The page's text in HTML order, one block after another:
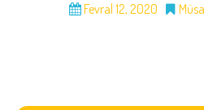
Fevral 12, 2020